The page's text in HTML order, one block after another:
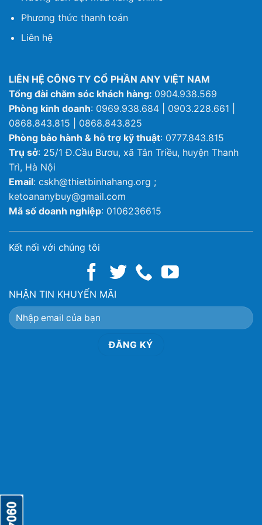
Phương thức thanh toán
Liên hệ
LIÊN HỆ CÔNG TY CỔ PHẦN ANY VIỆT NAM
Tổng đài chăm sóc khách hàng: 0904.938.569
Phòng kinh doanh: 0969.938.684 | 0903.228.661 |
0868.843.815 | 0868.843.825
Phòng bảo hành & hỗ trợ kỹ thuật: 0777.843.815
Trụ sở: 25/1 Đ.Cầu Bươu, xã Tân Triều, huyện Thanh
Trì, Hà Nội
Email: cskh@thietbinhahang.org ;
ketoananybuy@gmail.com
Mã số doanh nghiệp: 0106236615
Kết nối với chúng tôi
NHẬN TIN KHUYẾN MÃI